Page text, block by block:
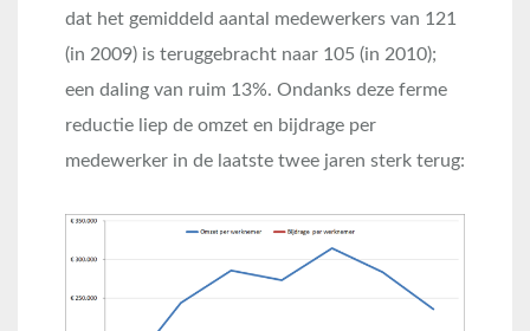
dat het gemiddeld aantal medewerkers van 121
(in 2009) is teruggebracht naar 105 (in 2010);
een daling van ruim 13%. Ondanks deze ferme
reductie liep de omzet en bijdrage per
medewerker in de laatste twee jaren sterk terug: